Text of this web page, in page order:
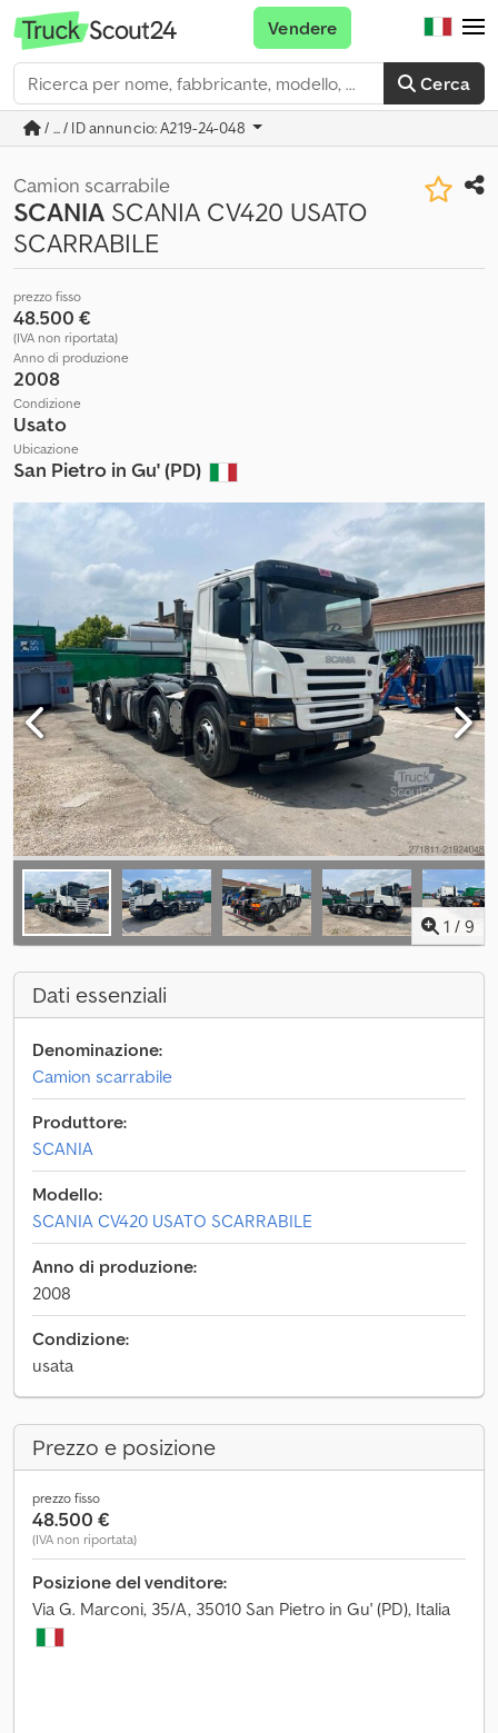
Cerca
Vendere
/ ... / ID annuncio: A219-24-048
Camion scarrabile
SCANIA SCANIA CV420 USATO
SCARRABILE
prezzo fisso
48.500 €
(IVA non riportata)
Anno di produzione
2008
Condizione
Usato
Ubicazione
San Pietro in Gu' (PD)
1 / 9
Dati essenziali
Denominazione:
Camion scarrabile
Produttore:
SCANIA
Modello:
SCANIA CV420 USATO SCARRABILE
Anno di produzione:
2008
Condizione:
usata
Prezzo e posizione
prezzo fisso
48.500 €
(IVA non riportata)
Posizione del venditore:
Via G. Marconi, 35/A, 35010 San Pietro in Gu' (PD), Italia